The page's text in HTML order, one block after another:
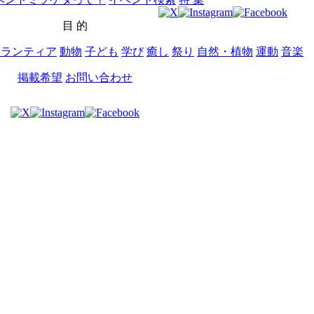
目 的
ンティア 動物 子ども 学び 癒し 祭り 自然・植物 運動 音楽
掲載希望 お問い合わせ